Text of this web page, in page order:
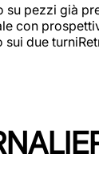
pezzi già
con
due